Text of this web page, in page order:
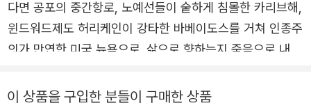
다면 공포의 중간항로, 노예선들이 숱하게 침몰한 카리브해,
윈드워드제도 허리케인이 강타한 바베이도스를 거쳐 인종주
의가 만연한 미국 뉴욕으로. 삶으로 향하는지 죽음으로 내몰
려받아 1934년 아프리카계 카리브해인 미국 여성으로 태어
이 상품을 구입한 분들이 구매한 상품